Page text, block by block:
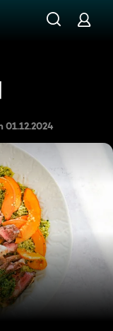
mit
01.12.2024